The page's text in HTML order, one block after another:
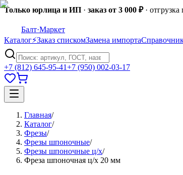
Только юрлица и ИП · заказ от 3 000 ₽·
Балт·Маркет
Каталог⚡Заказ спискомЗамена импорта
+7 (812) 645-95-41+7 (950) 002-03-17
Главная/
Каталог/
Фрезы/
Фрезы шпоночные/
Фрезы шпоночные ц/х/
Фреза шпоночная ц/х 20 мм